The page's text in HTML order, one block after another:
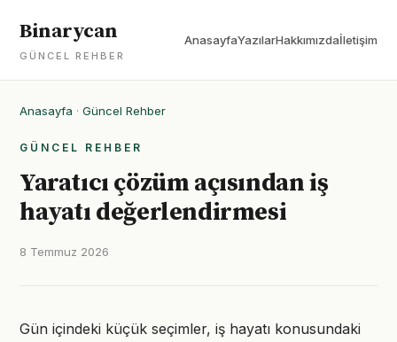
Binarycan
GÜNCEL REHBER
AnasayfaYazılarHakkımızdaİletişim
Anasayfa · Güncel Rehber
GÜNCEL REHBER
Yaratıcı çözüm açısından iş
hayatı değerlendirmesi
8 Temmuz 2026
Gün içindeki küçük seçimler, iş hayatı konusundaki